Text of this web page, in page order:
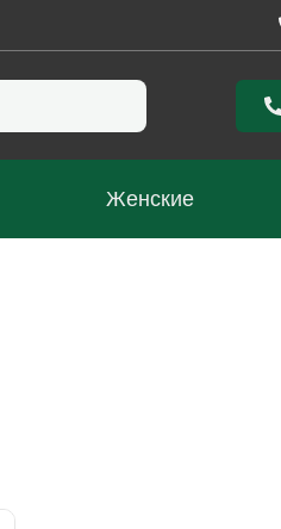
Женские